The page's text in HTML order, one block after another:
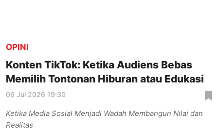
OPINI
Konten TikTok: Ketika Audiens Bebas
Memilih Tontonan Hiburan atau Edukasi
06 Jul 2026 19:30
Ketika Media Sosial Menjadi Wadah Membangun Nilai dan
Realitas